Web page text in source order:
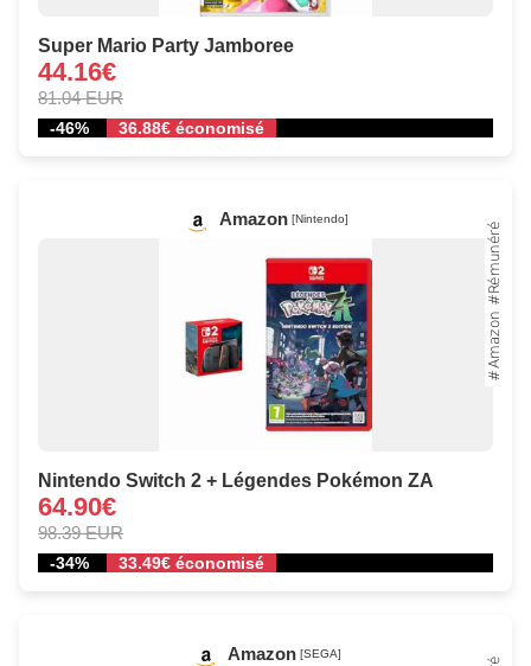
Super Mario Party Jamboree
44.16€
81.04 EUR
-46% 36.88€ économisé
Amazon [Nintendo]
Nintendo Switch 2 + Légendes Pokémon ZA
64.90€
98.39 EUR
-34% 33.49€ économisé
Amazon [SEGA]